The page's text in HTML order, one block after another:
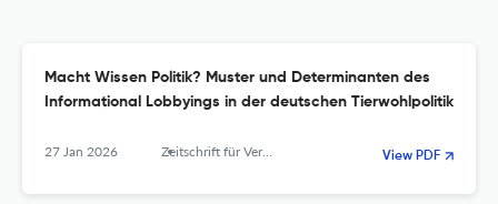
Macht Wissen Politik? Muster und Determinanten des
Informational Lobbyings in der deutschen Tierwohlpolitik
27 Jan 2026 Zeitschrift für Vergleichende Politikwissenschaft View PDF